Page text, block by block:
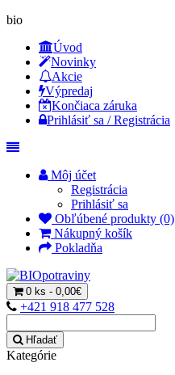
bio
Úvod
Novinky
Akcie
Výpredaj
Končiaca záruka
Prihlásiť sa / Registrácia
Môj účet
Registrácia
Prihlásiť sa
Obľúbené produkty (0)
Nákupný košík
Pokladňa
0 ks - 0,00€
+421 918 477 528
Hľadať
Kategórie